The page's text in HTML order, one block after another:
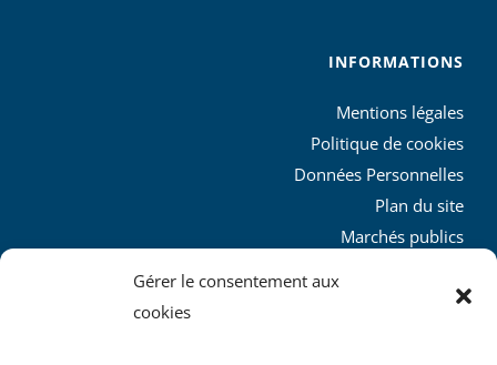
Gérer le consentement aux
cookies
INFORMATIONS
Mentions légales
Politique de cookies
Données Personnelles
Plan du site
Marchés publics
L’agglo recrute